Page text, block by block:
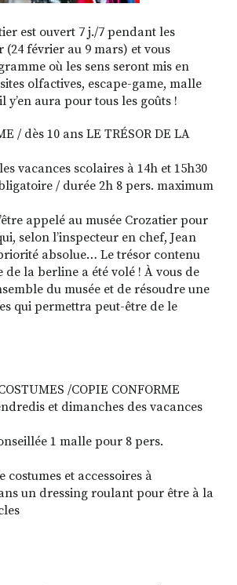
est ouvert 7 j./7 pendant les
(24 février au 9 mars) et vous
où les sens seront mis en
olfactives, escape-game, malle
y’en aura pour tous les goûts !
/ dès 10 ans LE TRÉSOR DE LA
vacances scolaires à 14h et 15h30
/ durée 2h 8 pers. maximum
appelé au musée Crozatier pour
selon l’inspecteur en chef, Jean
absolue… Le trésor contenu
de la berline a été volé ! À vous de
du musée et de résoudre une
qui permettra peut-être de le
/COPIE CONFORME
et dimanches des vacances
1 malle pour 8 pers.
costumes et accessoires à
un dressing roulant pour être à la